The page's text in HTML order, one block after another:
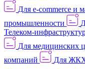
Для e-commerce и
промышленности
Телеком-
Для медицинских
компаний
Для ЖКХ